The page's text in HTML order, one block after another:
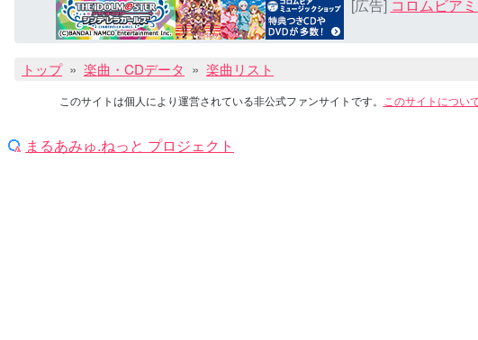
[広告] コロムビア
トップ 楽曲・CDデータ 楽曲リスト
このサイトは個人により運営されている非公式ファンサイトです。 このサイトについ
まるあみゅ.ねっと プロジェクト